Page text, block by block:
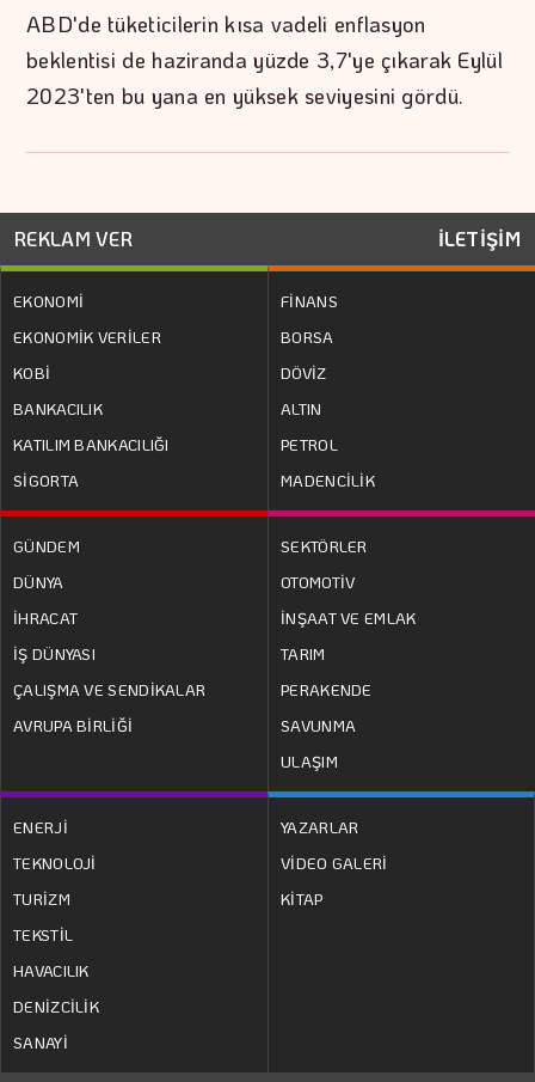
ABD'de tüketicilerin kısa vadeli enflasyon
beklentisi de haziranda yüzde 3,7'ye çıkarak Eylül
2023'ten bu yana en yüksek seviyesini gördü.
REKLAM VER İLETİŞİM
EKONOMİ
EKONOMİK VERİLER
KOBİ
BANKACILIK
KATILIM BANKACILIĞI
SİGORTA
FİNANS
BORSA
DÖVİZ
ALTIN
PETROL
MADENCİLİK
GÜNDEM
DÜNYA
İHRACAT
İŞ DÜNYASI
ÇALIŞMA VE SENDİKALAR
AVRUPA BİRLİĞİ
SEKTÖRLER
OTOMOTİV
İNŞAAT VE EMLAK
TARIM
PERAKENDE
SAVUNMA
ULAŞIM
ENERJİ
TEKNOLOJİ
TURİZM
TEKSTİL
HAVACILIK
DENİZCİLİK
SANAYİ
YAZARLAR
VİDEO GALERİ
KİTAP